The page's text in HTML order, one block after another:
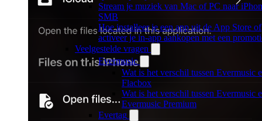
Stream je muziek van Mac of PC naar
SMB
Hoe installeer je een app uit de App Store of
activeer je in-app aankopen met een
Veelgestelde vragen
Evermusic
Wat is het verschil tussen Evermusic
Flacbox
Wat is het verschil tussen Evermusic
Evermusic Premium
Evertag